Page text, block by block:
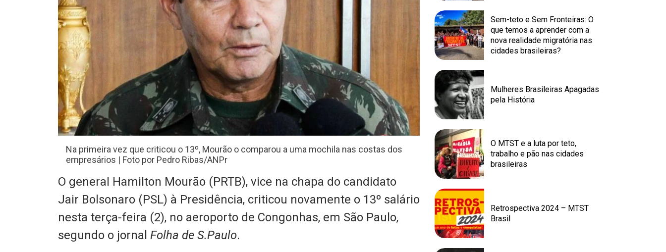
Na primeira vez que criticou o 13º, Mourão o comparou a uma mochila nas costas dos
empresários | Foto por Pedro Ribas/ANPr
O general Hamilton Mourão (PRTB), vice na chapa do candidato
Jair Bolsonaro (PSL) à Presidência, criticou novamente o 13º salário
nesta terça-feira (2), no aeroporto de Congonhas, em São Paulo,
segundo o jornal Folha de S.Paulo.
Sem-teto e Sem Fronteiras: O
que temos a aprender com a
nova realidade migratória nas
cidades brasileiras?
Mulheres Brasileiras Apagadas
pela História
O MTST e a luta por teto,
trabalho e pão nas cidades
brasileiras
Retrospectiva 2024 – MTST
Brasil